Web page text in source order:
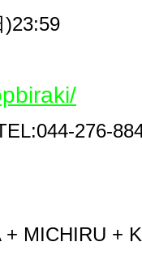
)23:59
276-
MICHIRU +